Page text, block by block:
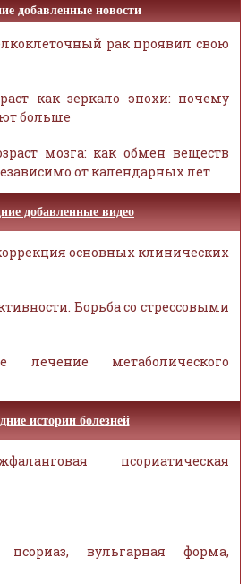
добавленные новости
рак проявил свою
как зеркало эпохи: почему
больше
мозга: как обмен веществ
от календарных лет
добавленные видео
основных клинических
Борьба со стрессовыми
лечение метаболического
истории болезней
псориатическая
псориаз, вульгарная форма,